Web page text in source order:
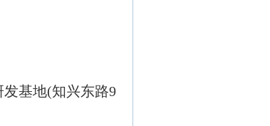
发基地(知兴东路9